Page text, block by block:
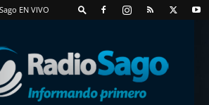
EN VIVO